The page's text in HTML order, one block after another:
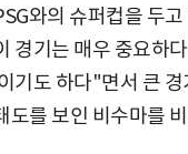
와의 슈퍼컵을 두
경기는 매우 중요하
기도 하다"면서 큰 경
도를 보인 비수마를